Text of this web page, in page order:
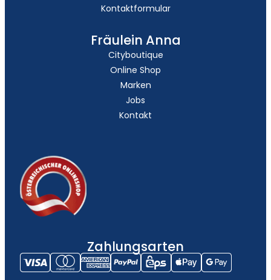
Kontaktformular
Fräulein Anna
Cityboutique
Online Shop
Marken
Jobs
Kontakt
Zahlungsarten